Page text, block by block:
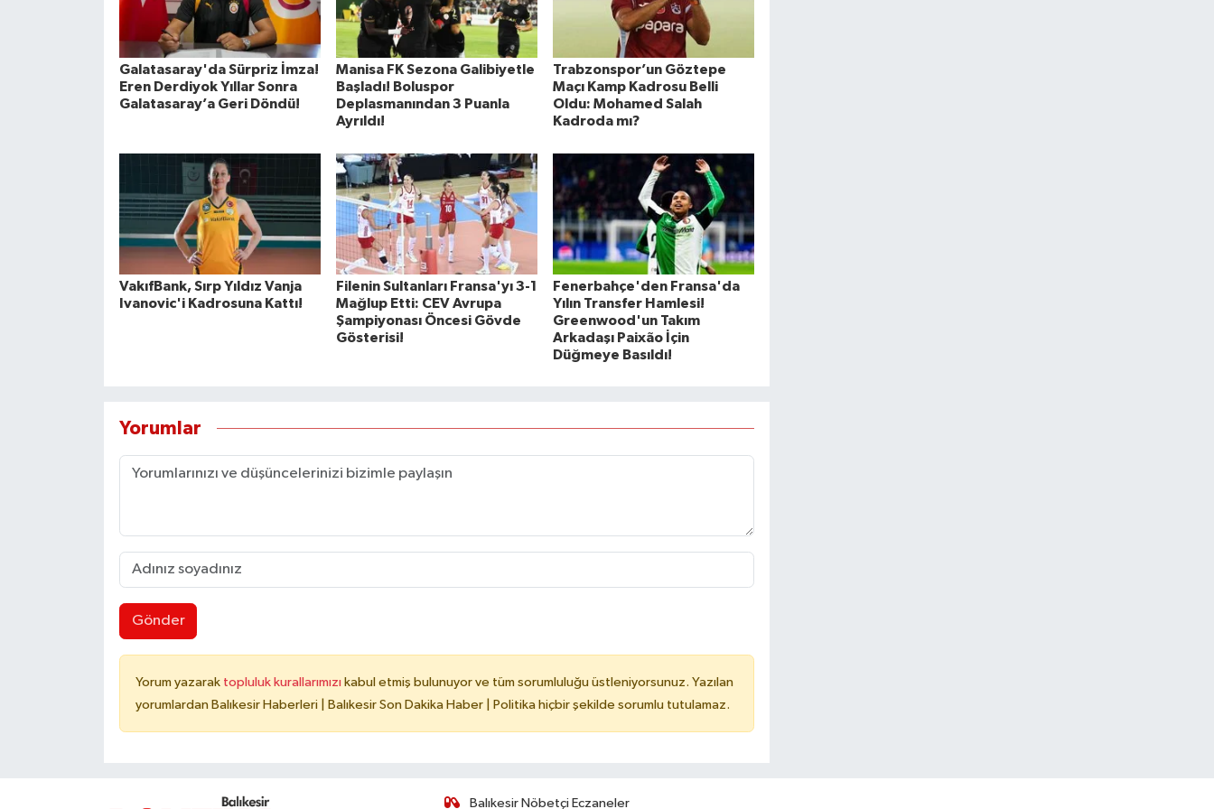
Galatasaray'da Sürpriz İmza!
Eren Derdiyok Yıllar Sonra
Galatasaray’a Geri Döndü!
Manisa FK Sezona Galibiyetle
Başladı! Boluspor
Deplasmanından 3 Puanla
Ayrıldı!
Trabzonspor’un Göztepe
Maçı Kamp Kadrosu Belli
Oldu: Mohamed Salah
Kadroda mı?
VakıfBank, Sırp Yıldız Vanja
Ivanovic'i Kadrosuna Kattı!
Filenin Sultanları Fransa'yı 3-1
Mağlup Etti: CEV Avrupa
Şampiyonası Öncesi Gövde
Gösterisi!
Fenerbahçe'den Fransa'da
Yılın Transfer Hamlesi!
Greenwood'un Takım
Arkadaşı Paixão İçin
Düğmeye Basıldı!
Yorumlar
Gönder
Yorum yazarak topluluk kurallarımızı kabul etmiş bulunuyor ve tüm sorumluluğu üstleniyorsunuz. Yazılan
yorumlardan Balıkesir Haberleri | Balıkesir Son Dakika Haber | Politika hiçbir şekilde sorumlu tutulamaz.
Balıkesir Nöbetçi Eczaneler